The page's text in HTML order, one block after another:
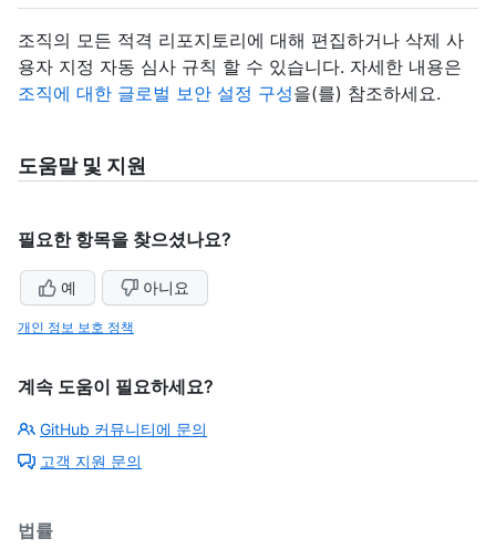
조직의 모든 적격 리포지토리에 대해 편집하거나 삭제 사
용자 지정 자동 심사 규칙 할 수 있습니다. 자세한 내용은
조직에 대한 글로벌 보안 설정 구성을(를) 참조하세요.
도움말 및 지원
필요한 항목을 찾으셨나요?
예 아니요
개인 정보 보호 정책
계속 도움이 필요하세요?
GitHub 커뮤니티에 문의
고객 지원 문의
법률